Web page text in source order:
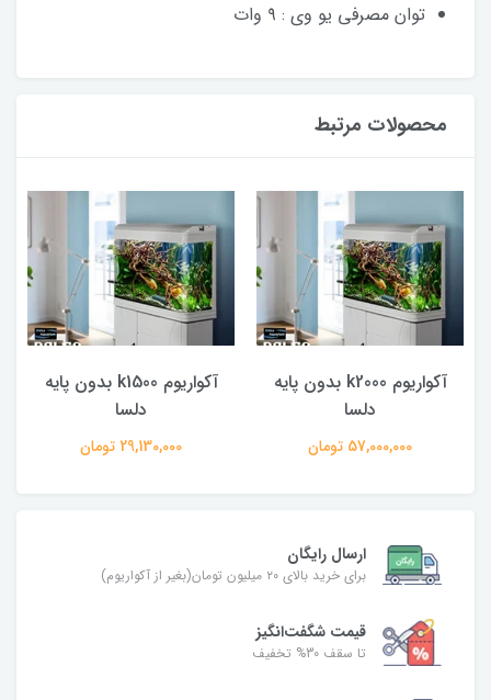
توان مصرفی یو وی : ۹ وات
محصولات مرتبط
آکواریوم k2000 بدون پایه
دلسا
57,000,000 تومان
آکواریوم k1500 بدون پایه
دلسا
29,130,000 تومان
ارسال رایگان
برای خرید بالای ۲۰ میلیون تومان(بغیر از آکواریوم)
قیمت شگفت‌انگیز
تا سقف 30% تخفیف